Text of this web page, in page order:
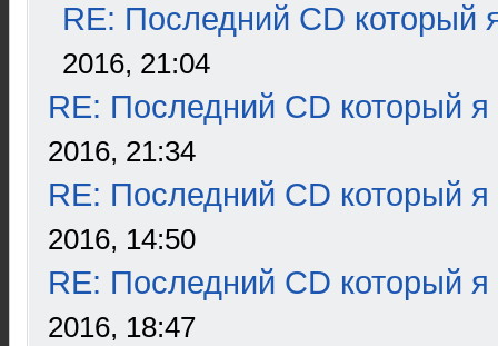
RE: Последний CD который
2016, 21:04
RE: Последний CD который я
2016, 21:34
RE: Последний CD который я
2016, 14:50
RE: Последний CD который я
2016, 18:47